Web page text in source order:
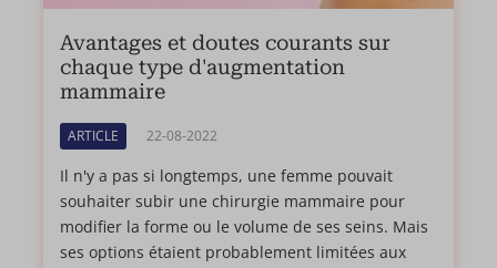
Avantages et doutes courants sur
chaque type d'augmentation
mammaire
ARTICLE 22-08-2022
Il n'y a pas si longtemps, une femme pouvait
souhaiter subir une chirurgie mammaire pour
modifier la forme ou le volume de ses seins. Mais
ses options étaient probablement limitées aux